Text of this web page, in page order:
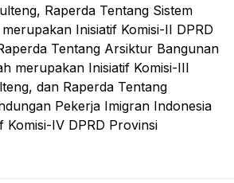
Raperda Tentang Sistem
Inisiatif Komisi-II DPRD
Tentang Arsiktur Bangunan
merupakan Inisiatif Komisi-III
dan Raperda Tentang
Pekerja Imigran Indonesia
Komisi-IV DPRD Provinsi